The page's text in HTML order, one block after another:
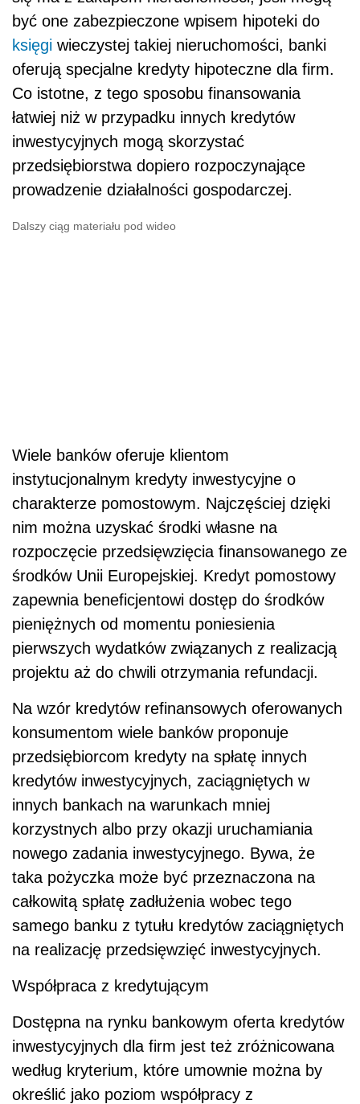
być one zabezpieczone wpisem hipoteki do
księgi wieczystej takiej nieruchomości, banki
oferują specjalne kredyty hipoteczne dla firm.
Co istotne, z tego sposobu finansowania
łatwiej niż w przypadku innych kredytów
inwestycyjnych mogą skorzystać
przedsiębiorstwa dopiero rozpoczynające
prowadzenie działalności gospodarczej.
Dalszy ciąg materiału pod wideo
Wiele banków oferuje klientom
instytucjonalnym kredyty inwestycyjne o
charakterze pomostowym. Najczęściej dzięki
nim można uzyskać środki własne na
rozpoczęcie przedsięwzięcia finansowanego ze
środków Unii Europejskiej. Kredyt pomostowy
zapewnia beneficjentowi dostęp do środków
pieniężnych od momentu poniesienia
pierwszych wydatków związanych z realizacją
projektu aż do chwili otrzymania refundacji.
Na wzór kredytów refinansowych oferowanych
konsumentom wiele banków proponuje
przedsiębiorcom kredyty na spłatę innych
kredytów inwestycyjnych, zaciągniętych w
innych bankach na warunkach mniej
korzystnych albo przy okazji uruchamiania
nowego zadania inwestycyjnego. Bywa, że
taka pożyczka może być przeznaczona na
całkowitą spłatę zadłużenia wobec tego
samego banku z tytułu kredytów zaciągniętych
na realizację przedsięwzięć inwestycyjnych.
Współpraca z kredytującym
Dostępna na rynku bankowym oferta kredytów
inwestycyjnych dla firm jest też zróżnicowana
według kryterium, które umownie można by
określić jako poziom współpracy z